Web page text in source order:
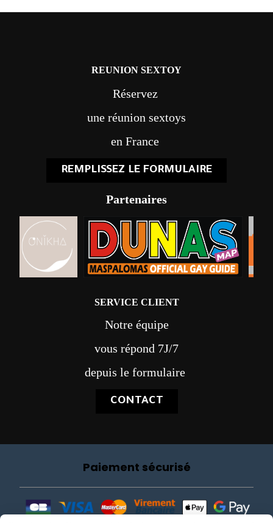
REUNION SEXTOY
Réservez
une réunion sextoys
en France
REMPLISSEZ LE FORMULAIRE
Partenaires
SERVICE CLIENT
Notre équipe
vous répond 7J/7
depuis le formulaire
CONTACT
Paiement sécurisé